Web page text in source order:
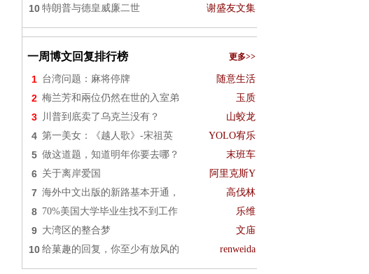
10 特朗普与德皇威廉二世 谢盛友文集
一周博文回复排行榜 更多>>
1 台湾问题：麻将停牌 随意生活
2 梅兰芳和兩位仍然在世的入室弟 玉质
3 川普到底卖了乌克兰没有？ 山蛟龙
4 第一美女：《越人歌》-宋祖英 YOLO宥乐
5 做这道题，知道明年你要去哪？ 末班车
6 关于离岸爱国 阿里克斯Y
7 海外中文出版的新路基本开通， 高伐林
8 70%美国大学毕业生找不到工作 乐维
9 大湾区的整合梦 文庙
10 给菓趣的回复，你至少有放风的 renweida